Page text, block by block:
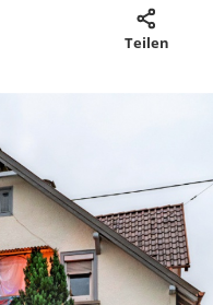
Teilen